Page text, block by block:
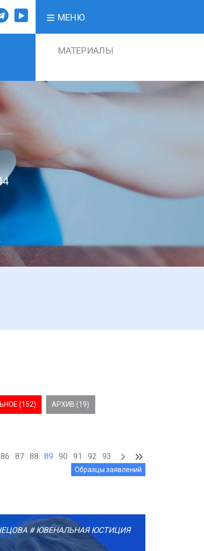
МЕНЮ
МАТЕРИАЛЫ
(152) АРХИВ (19)
86 87 88 89 90 91 92 93
Образцы заявлений
# ЮВЕНАЛЬНАЯ ЮСТИЦИЯ